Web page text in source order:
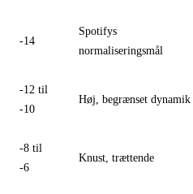
-14
Spotifys
normaliseringsmål
-12 til
-10
Høj, begrænset dynamik
-8 til
-6
Knust, trættende